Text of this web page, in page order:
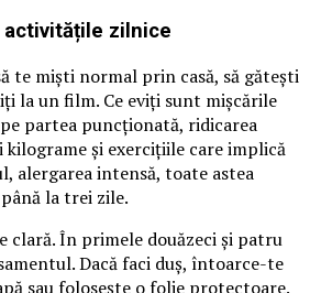
activitățile zilnice
te miști normal prin casă, să gătești
la un film. Ce eviți sunt mișcările
partea puncționată, ridicarea
și exercițiile care implică
alergarea intensă, toate astea
la trei zile.
clară. În primele douăzeci și patru
Dacă faci duș, întoarce-te
sau folosește o folie protectoare.